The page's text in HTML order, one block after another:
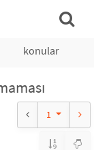
konular
1